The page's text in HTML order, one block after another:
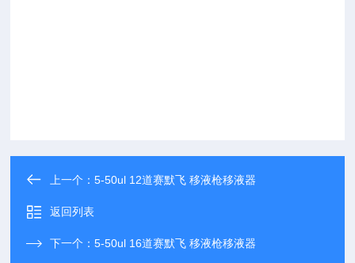
上一个：5-50ul 12道赛默飞 移液枪移液器
返回列表
下一个：5-50ul 16道赛默飞 移液枪移液器